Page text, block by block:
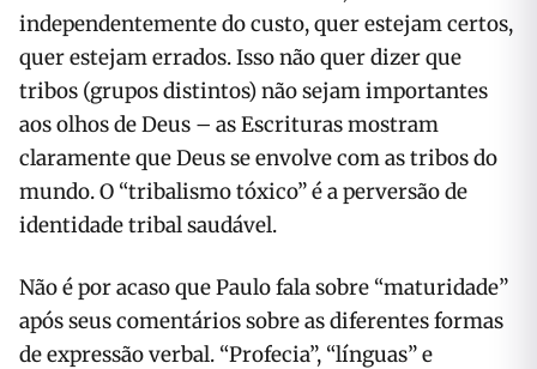
independentemente do custo, quer estejam certos,
quer estejam errados. Isso não quer dizer que
tribos (grupos distintos) não sejam importantes
aos olhos de Deus – as Escrituras mostram
claramente que Deus se envolve com as tribos do
mundo. O “tribalismo tóxico” é a perversão de
identidade tribal saudável.
Não é por acaso que Paulo fala sobre “maturidade”
após seus comentários sobre as diferentes formas
de expressão verbal. “Profecia”, “línguas” e